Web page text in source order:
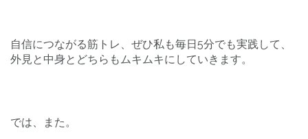
自信につながる筋トレ、ぜひ私も毎日5分でも実践して、
外見と中身とどちらもムキムキにしていきます。
では、また。